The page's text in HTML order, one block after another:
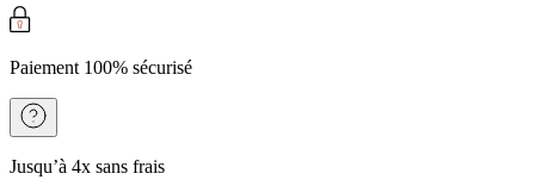
Paiement 100% sécurisé
Jusqu’à 4x sans frais